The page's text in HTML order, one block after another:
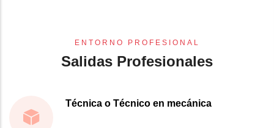
ENTORNO PROFESIONAL
Salidas Profesionales
Técnica o Técnico en mecánica